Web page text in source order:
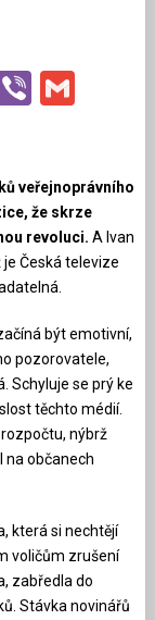
Viber
veřejnoprávního
že skrze
revoluci. A Ivan
Česká televize
být emotivní,
pozorovatele,
Schyluje se prý ke
těchto médií.
nýbrž
na občanech
která si nechtějí
voličům zrušení
zabředla do
Stávka novinářů